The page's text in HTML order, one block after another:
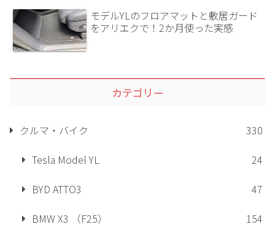
モデルYLのフロアマットと敷居ガード
をアリエクで！2か月使った実感
カテゴリー
クルマ・バイク
330
Tesla Model YL
24
BYD ATTO3
47
BMW X3 （F25）
154